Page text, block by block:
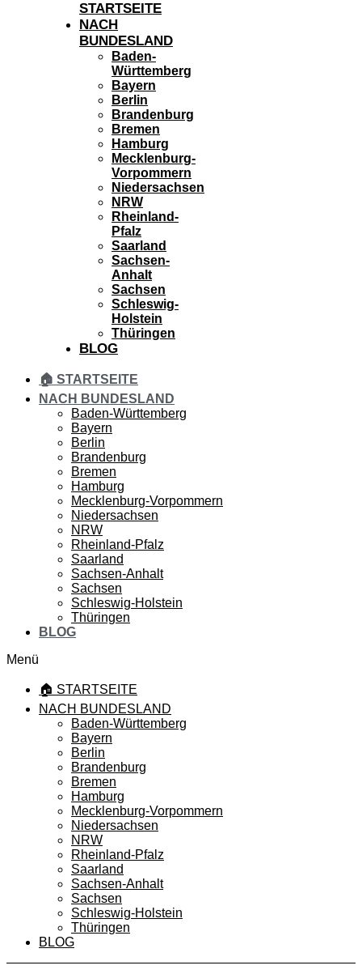
STARTSEITE
NACH
BUNDESLAND
Baden-
Württemberg
Bayern
Berlin
Brandenburg
Bremen
Hamburg
Mecklenburg-
Vorpommern
Niedersachsen
NRW
Rheinland-
Pfalz
Saarland
Sachsen-
Anhalt
Sachsen
Schleswig-
Holstein
Thüringen
BLOG
🏠 STARTSEITE
NACH BUNDESLAND
Baden-Württemberg
Bayern
Berlin
Brandenburg
Bremen
Hamburg
Mecklenburg-Vorpommern
Niedersachsen
NRW
Rheinland-Pfalz
Saarland
Sachsen-Anhalt
Sachsen
Schleswig-Holstein
Thüringen
BLOG
Menü
🏠 STARTSEITE
NACH BUNDESLAND
Baden-Württemberg
Bayern
Berlin
Brandenburg
Bremen
Hamburg
Mecklenburg-Vorpommern
Niedersachsen
NRW
Rheinland-Pfalz
Saarland
Sachsen-Anhalt
Sachsen
Schleswig-Holstein
Thüringen
BLOG